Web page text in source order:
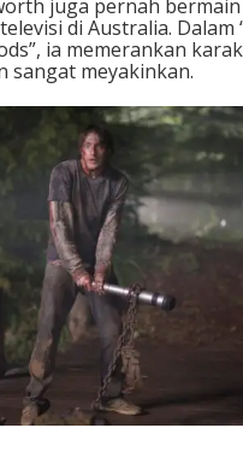
juga pernah bermain
di Australia. Dalam
ia memerankan
sangat meyakinkan.